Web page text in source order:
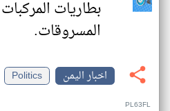
بطاريات
المسروقات.
اخبار اليمن
Politics
PL63FL